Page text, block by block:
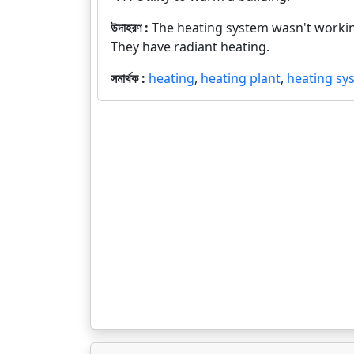
উদাহরণ : The heating system wasn't
They have radiant heating.
সমার্থক : heating, heating plant, heating